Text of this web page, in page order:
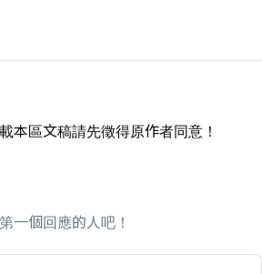
本區文稿請先徵得原作者同意！
一個回應的人吧！